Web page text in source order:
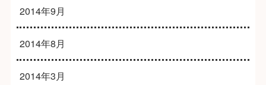
2014年9月
2014年8月
2014年3月